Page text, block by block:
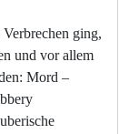
ging,
und vor allem
Mord –